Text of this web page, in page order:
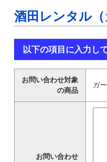
酒田レンタル（
以下の項目に入力し
お問い合わせ対象
の商品
ガ
お問い合わせ